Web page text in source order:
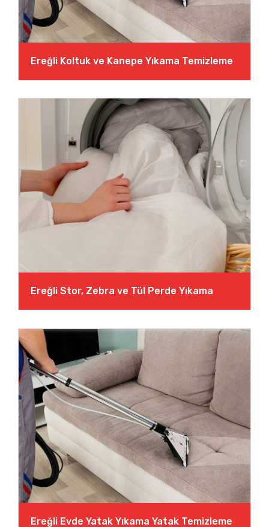
Ereğli Koltuk ve Kanepe Yıkama Temizleme
Ereğli Stor, Zebra ve Tül Perde Yıkama
Ereğli Evde Yatak Yıkama Yatak Temizleme